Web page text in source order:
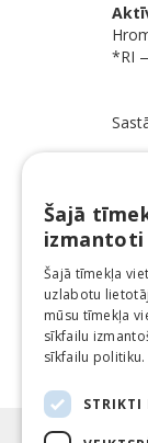
*RI
Pēc
Šajā
Šajā tīmekļa
uzlabotu
mūsu tīmekļa
sīkfailu
sīkfailu politiku.
STRIKTI